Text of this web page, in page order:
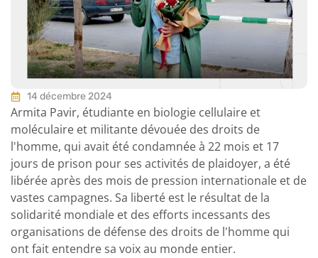
14 décembre 2024
Armita Pavir, étudiante en biologie cellulaire et
moléculaire et militante dévouée des droits de
l'homme, qui avait été condamnée à 22 mois et 17
jours de prison pour ses activités de plaidoyer, a été
libérée après des mois de pression internationale et de
vastes campagnes. Sa liberté est le résultat de la
solidarité mondiale et des efforts incessants des
organisations de défense des droits de l'homme qui
ont fait entendre sa voix au monde entier.